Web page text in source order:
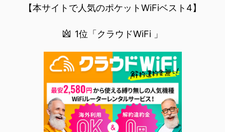
【本サイトで人気のポケットWiFiベスト4】
1位「クラウドWiFi 」